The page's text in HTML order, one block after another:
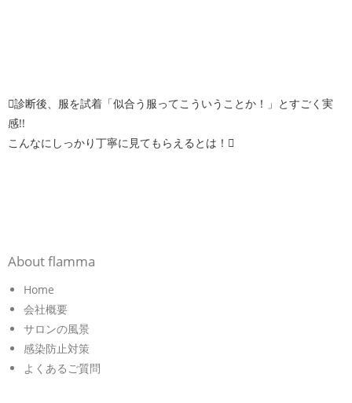
診断後、服を試着「似合う服ってこういうことか！」とすごく実
感!!
こんなにしっかり丁寧に見てもらえるとは！
About flamma
Home
会社概要
サロンの風景
感染防止対策
よくあるご質問